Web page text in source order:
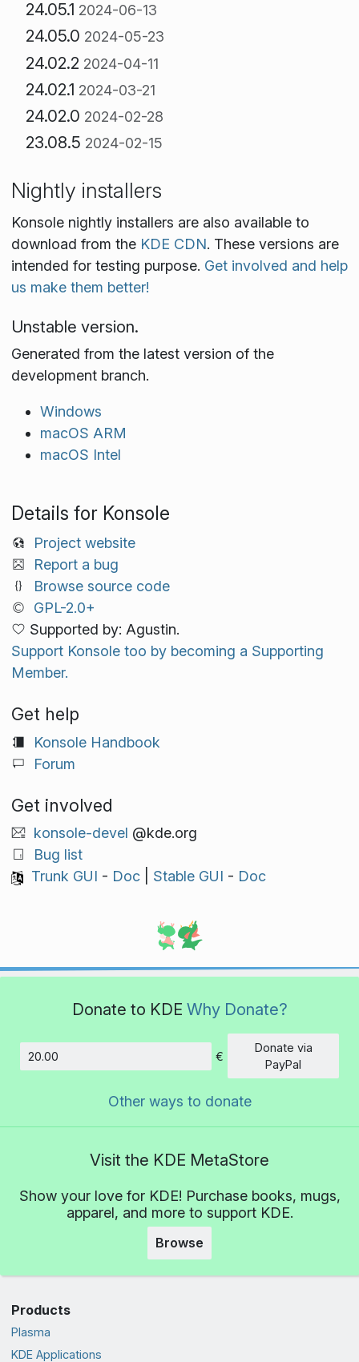
24.05.1 2024-06-13
24.05.0 2024-05-23
24.02.2 2024-04-11
24.02.1 2024-03-21
24.02.0 2024-02-28
23.08.5 2024-02-15
Nightly installers
Konsole nightly installers are also available to
download from the KDE CDN. These versions are
intended for testing purpose. Get involved and help
us make them better!
Unstable version.
Generated from the latest version of the
development branch.
Windows
macOS ARM
macOS Intel
Details for Konsole
Project website
Report a bug
Browse source code
GPL-2.0+
Supported by: Agustin.
Support Konsole too by becoming a Supporting
Member.
Get help
Konsole Handbook
Forum
Get involved
konsole-devel @kde.org
Bug list
Trunk GUI - Doc| Stable GUI - Doc
Donate to KDE Why Donate?
Amount
€
Donate via
PayPal
Other ways to donate
Visit the KDE MetaStore
Show your love for KDE! Purchase books, mugs,
apparel, and more to support KDE.
Browse
Products
Plasma
KDE Applications